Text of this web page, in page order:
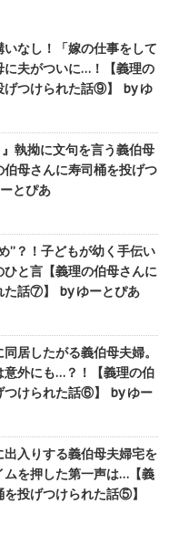
なし！「嫁の仕事をして
に夫がついに…！【義理の
げつけられた話⑨】 by ゆ
執拗に文句を言う義伯母
母さんに寿司桶を投げつ
とぴあ
”？！子どもが幼く手伝い
と言【義理の伯母さんに
た話⑦】 by ゆーとぴあ
居したがる義伯母夫婦。
意外にも…？！【義理の伯
つけられた話⑥】 by ゆー
入りする義伯母夫婦宅を
ムを押した第一声は…【義
投げつけられた話⑤】